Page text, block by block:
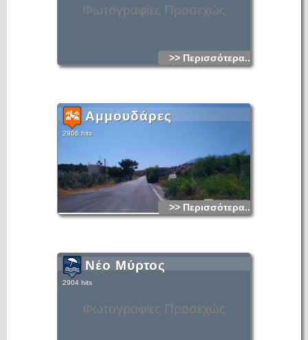
Φωτογραφίες Προσεχώς
>> Περισσότερα...
Αμμουδάρες
2906 hits
>> Περισσότερα...
Φωτογραφίες Προσεχώς
Νέο Μύρτος
2904 hits